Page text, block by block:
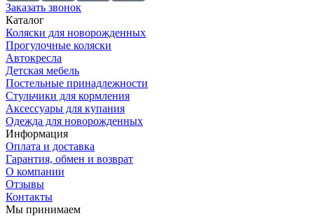
Заказать звонок
Каталог
Коляски для новорожденных
Прогулочные коляски
Автокресла
Детская мебель
Постельные принадлежности
Стульчики для кормления
Аксессуары для купания
Одежда для новорожденных
Информация
Оплата и доставка
Гарантия, обмен и возврат
О компании
Отзывы
Контакты
Мы принимаем